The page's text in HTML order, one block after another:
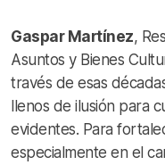
Gaspar Martínez,
Asuntos y Bienes
través de esas
llenos de ilusión para
evidentes. Para
especialmente en el